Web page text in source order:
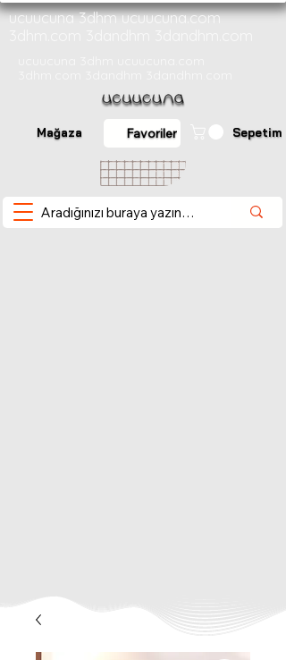
Mağaza Sepetim
Favoriler
ucuucuna 3dhm ucuucuna.com